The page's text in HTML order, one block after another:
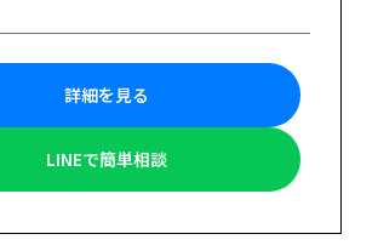
詳細を見る
LINEで簡単相談